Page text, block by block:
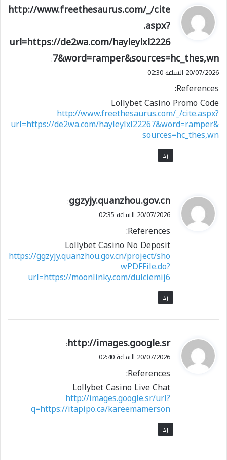
ي
ق
و
ل
http://www.freethesaurus.com/_/cite
.aspx?
url=https://de2wa.com/hayleylxl2226
7&word=ramper&sources=hc_thes,wn
:
20/07/2026 الساعة 02:30
References:
Lollybet Casino Promo Code
http://www.freethesaurus.com/_/cite.aspx?
url=https://de2wa.com/hayleylxl22267&word=ramper&
sources=hc_thes,wn
رد
ي
ق
ل
ggzyjy.quanzhou.gov.cn
:
20/07/2026 الساعة 02:35
References:
Lollybet Casino No Deposit
https://ggzyjy.quanzhou.gov.cn/project/sho
wPDFFile.do?
url=https://moonlinky.com/dulciemij6
رد
ي
ق
ل
http://images.google.sr
:
20/07/2026 الساعة 02:40
References:
Lollybet Casino Live Chat
http://images.google.sr/url?
q=https://itapipo.ca/kareemamerson
رد